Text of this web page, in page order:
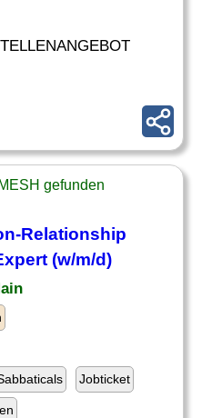
gefunden
-Relationship
(w/m/d)
Jobticket